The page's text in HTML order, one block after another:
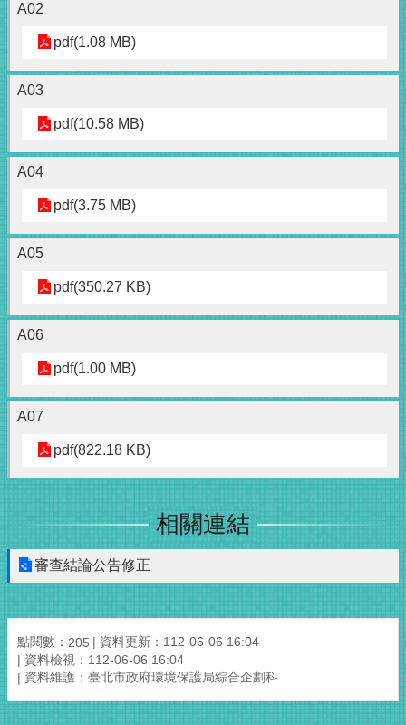
A02
pdf(1.08 MB)
A03
pdf(10.58 MB)
A04
pdf(3.75 MB)
A05
pdf(350.27 KB)
A06
pdf(1.00 MB)
A07
pdf(822.18 KB)
相關連結
審查結論公告修正
點閱數： 205
資料更新：112-06-06 16:04
資料檢視：112-06-06 16:04
資料維護：臺北市政府環境保護局綜合企劃科